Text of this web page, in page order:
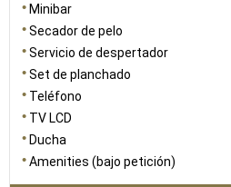
Minibar
Secador de pelo
Servicio de despertador
Set de planchado
Teléfono
TV LCD
Ducha
Amenities (bajo petición)